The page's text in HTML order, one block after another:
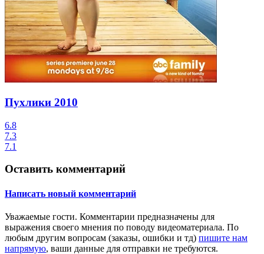
Пухлики 2010
6.8
7.3
7.1
Оставить комментарий
Написать новый комментарий
Уважаемые гости. Комментарии предназначены для
выражения своего мнения по поводу видеоматериала. По
любым другим вопросам (заказы, ошибки и тд) пишите нам
напрямую, ваши данные для отправки не требуются.